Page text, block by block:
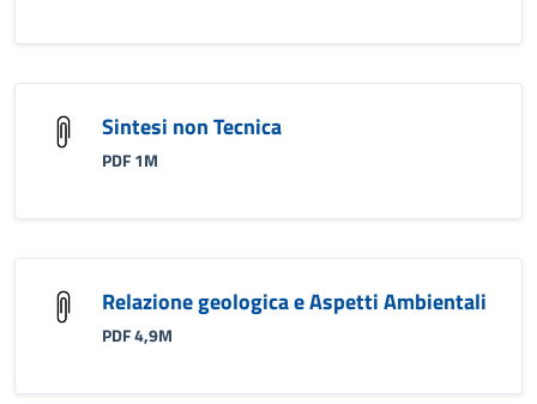
Sintesi non Tecnica
PDF 1M
Relazione geologica e Aspetti Ambientali
PDF 4,9M